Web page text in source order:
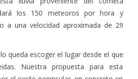
los 150 meteoros por hora y
a una velocidad aproximada de 29
Nuestra propuesta para esta
el oeste peninsular, en concreto en